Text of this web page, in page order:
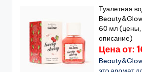
Туалетная
60 мл (цены,
описание)
Цена от: